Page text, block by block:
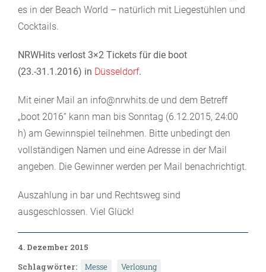
es in der Beach World – natürlich mit Liegestühlen und
Cocktails.
NRWHits verlost 3×2 Tickets für die boot
(23.-31.1.2016) in Düsseldorf.
Mit einer Mail an info@nrwhits.de und dem Betreff
„boot 2016“ kann man bis Sonntag (6.12.2015, 24:00
h) am Gewinnspiel teilnehmen. Bitte unbedingt den
vollständigen Namen und eine Adresse in der Mail
angeben. Die Gewinner werden per Mail benachrichtigt.
Auszahlung in bar und Rechtsweg sind
ausgeschlossen. Viel Glück!
4. Dezember 2015
Schlagwörter:
Messe Verlosung